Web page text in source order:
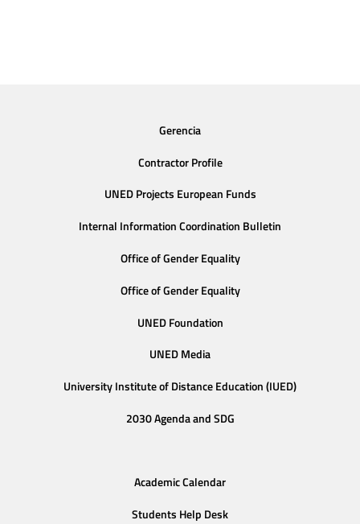
Gerencia
Contractor Profile
UNED Projects European Funds
Internal Information Coordination Bulletin
Office of Gender Equality
Office of Gender Equality
UNED Foundation
UNED Media
University Institute of Distance Education (IUED)
2030 Agenda and SDG
Academic Calendar
Students Help Desk